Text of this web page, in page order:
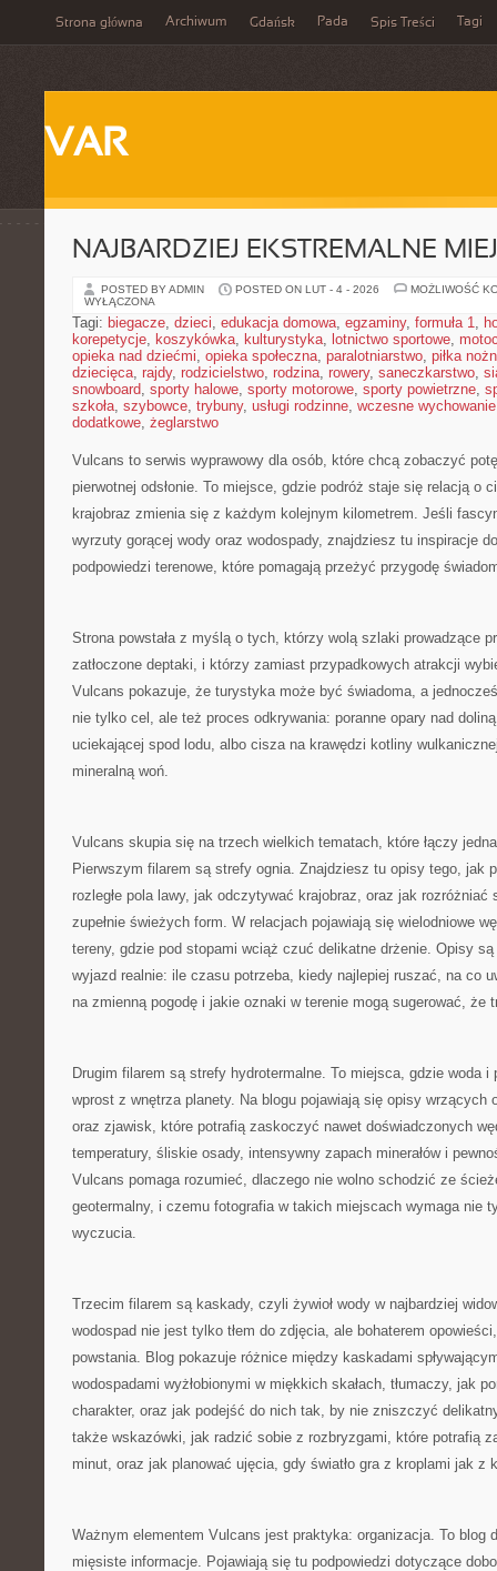
Strona główna Archiwum Gdańsk Pada Spis Treści Tagi
VAR
NAJBARDZIEJ EKSTREMALNE
POSTED BY ADMIN POSTED ON LUT - 4 - 2026
MOŻLIWOŚĆ
WYŁĄCZONA
Tagi: biegacze, dzieci, edukacja domowa, egzaminy, formuła 1,
korepetycje, koszykówka, kulturystyka, lotnictwo sportowe,
opieka nad dziećmi, opieka społeczna, paralotniarstwo, piłka
dziecięca, rajdy, rodzicielstwo, rodzina, rowery, saneczkarstwo,
snowboard, sporty halowe, sporty motorowe, sporty powietrzne,
szkoła, szybowce, trybuny, usługi rodzinne, wczesne wychowanie
dodatkowe, żeglarstwo
Vulcans to serwis wyprawowy dla osób, które chcą zobaczyć
pierwotnej odsłonie. To miejsce, gdzie podróż staje się relacją o
krajobraz zmienia się z każdym kolejnym kilometrem. Jeśli
wyrzuty gorącej wody oraz wodospady, znajdziesz tu inspiracje
podpowiedzi terenowe, które pomagają przeżyć przygodę
Strona powstała z myślą o tych, którzy wolą szlaki prowadzące
zatłoczone deptaki, i którzy zamiast przypadkowych atrakcji
Vulcans pokazuje, że turystyka może być świadoma, a
nie tylko cel, ale też proces odkrywania: poranne opary nad
uciekającej spod lodu, albo cisza na krawędzi kotliny
mineralną woń.
Vulcans skupia się na trzech wielkich tematach, które łączy
Pierwszym filarem są strefy ognia. Znajdziesz tu opisy tego, jak
rozległe pola lawy, jak odczytywać krajobraz, oraz jak rozróżniać
zupełnie świeżych form. W relacjach pojawiają się wielodniowe
tereny, gdzie pod stopami wciąż czuć delikatne drżenie. Opisy
wyjazd realnie: ile czasu potrzeba, kiedy najlepiej ruszać, na co
na zmienną pogodę i jakie oznaki w terenie mogą sugerować, że
Drugim filarem są strefy hydrotermalne. To miejsca, gdzie woda i
wprost z wnętrza planety. Na blogu pojawiają się opisy
oraz zjawisk, które potrafią zaskoczyć nawet doświadczonych
temperatury, śliskie osady, intensywny zapach minerałów i
Vulcans pomaga rozumieć, dlaczego nie wolno schodzić ze
geotermalny, i czemu fotografia w takich miejscach wymaga nie
wyczucia.
Trzecim filarem są kaskady, czyli żywioł wody w najbardziej
wodospad nie jest tylko tłem do zdjęcia, ale bohaterem
powstania. Blog pokazuje różnice między kaskadami
wodospadami wyżłobionymi w miękkich skałach, tłumaczy, jak
charakter, oraz jak podejść do nich tak, by nie zniszczyć
także wskazówki, jak radzić sobie z rozbryzgami, które potrafią
minut, oraz jak planować ujęcia, gdy światło gra z kroplami jak z
Ważnym elementem Vulcans jest praktyka: organizacja. To blog
mięsiste informacje. Pojawiają się tu podpowiedzi dotyczące